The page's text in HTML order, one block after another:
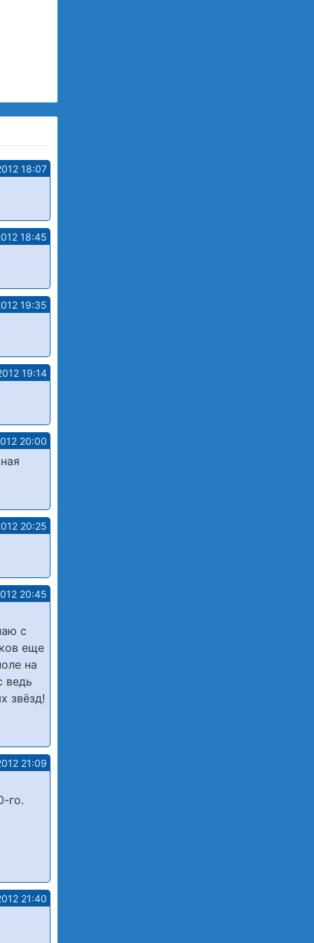
18:07
18:45
19:35
19:14
20:00
20:25
20:45
с
еще
на
ведь
звёзд!
21:09
го.
21:40